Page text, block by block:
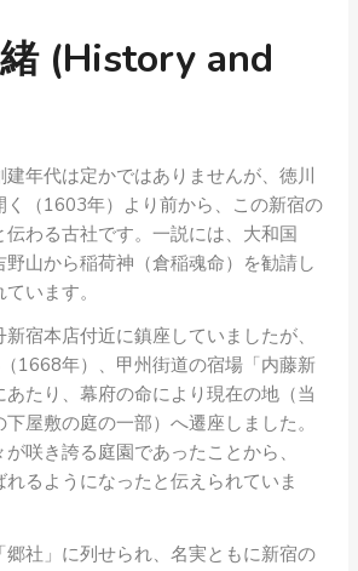
(History and
年代は定かではありませんが、徳川
く（1603年）より前から、この新宿の
わる古社です。一説には、大和国
野山から稲荷神（倉稲魂命）を勧請し
います。
宿本店付近に鎮座していましたが、
1668年）、甲州街道の宿場「内藤新
たり、幕府の命により現在の地（当
屋敷の庭の一部）へ遷座しました。
咲き誇る庭園であったことから、
れるようになったと伝えられていま
郷社」に列せられ、名実ともに新宿の